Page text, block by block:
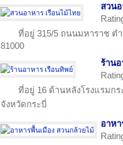
สวน
ที่อยู่ 315/5 ถนนมหาราช ต
81000
ร้านอ
ที่อยู่ 16 ด้านหลังโรงแรมก
จังหวัดกระบี่
อาห